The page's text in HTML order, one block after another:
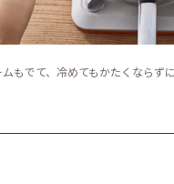
もでて、冷めてもかたくならず